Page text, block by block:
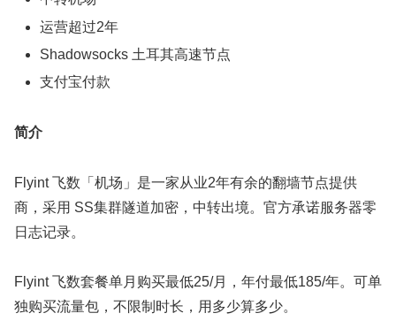
运营超过2年
Shadowsocks 土耳其高速节点
支付宝付款
简介
Flyint 飞数「机场」是一家从业2年有余的翻墙节点提供
商，采用 SS集群隧道加密，中转出境。官方承诺服务器零
日志记录。
Flyint 飞数套餐单月购买最低25/月，年付最低185/年。可单
独购买流量包，不限制时长，用多少算多少。